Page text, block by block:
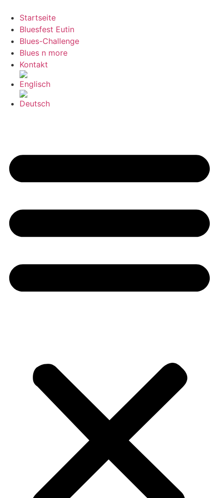
Inhalt
springen
Startseite
Bluesfest Eutin
Blues-Challenge
Blues n more
Kontakt